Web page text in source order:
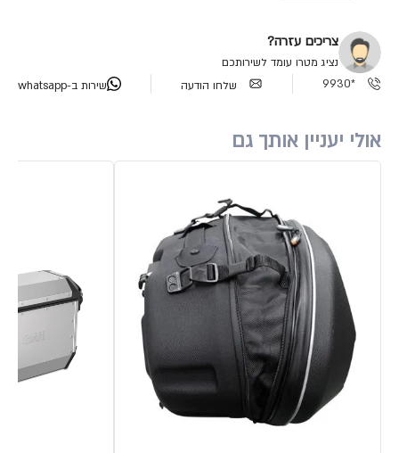
צריכים עזרה?
נציג מטרו עומד לשירותכם
*9930
שלחו הודעה שירות ב-whatsapp
אולי יעניין אותך גם